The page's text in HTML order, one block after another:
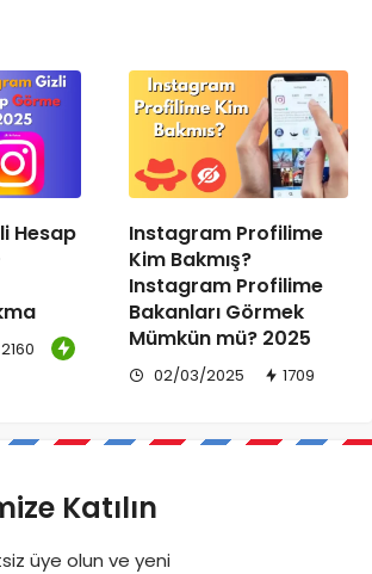
Hesap
2160
Instagram Profilime
Kim Bakmış?
Instagram Profilime
Bakanları Görmek
Mümkün mü? 2025
02/03/2025 1709
Katılın
üye olun ve yeni